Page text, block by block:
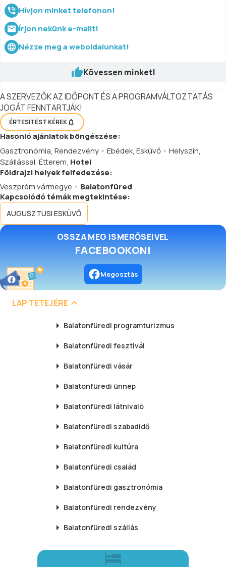
Hívjon minket telefonon!
Írjon nekünk e-mailt!
Nézze meg a weboldalunkat!
Kövessen minket!
A SZERVEZŐK AZ IDŐPONT ÉS A PROGRAMVÁLTOZTATÁS
JOGÁT FENNTARTJÁK!
ÉRTESÍTÉST KÉREK
Hasonlóajánlatokböngészése:
Gasztronómia, Rendezvény Ebédek, Esküvő Helyszín,
Szállással, Étterem, Hotel
Földrajzi helyek felfedezése:
Veszprém vármegye
Balatonfüred
Kapcsolódó témák megtekintése:
AUGUSZTUSI ESKÜVŐ
OSSZA MEG ISMERŐSEIVEL
FACEBOOKON!
Megosztás
LAP TETEJÉRE
Balatonfüredi programturizmus
Balatonfüredi fesztivál
Balatonfüredi vásár
Balatonfüredi ünnep
Balatonfüredi látnivaló
Balatonfüredi szabadidő
Balatonfüredi kultúra
Balatonfüredi család
Balatonfüredi gasztronómia
Balatonfüredi rendezvény
Balatonfüredi szállás